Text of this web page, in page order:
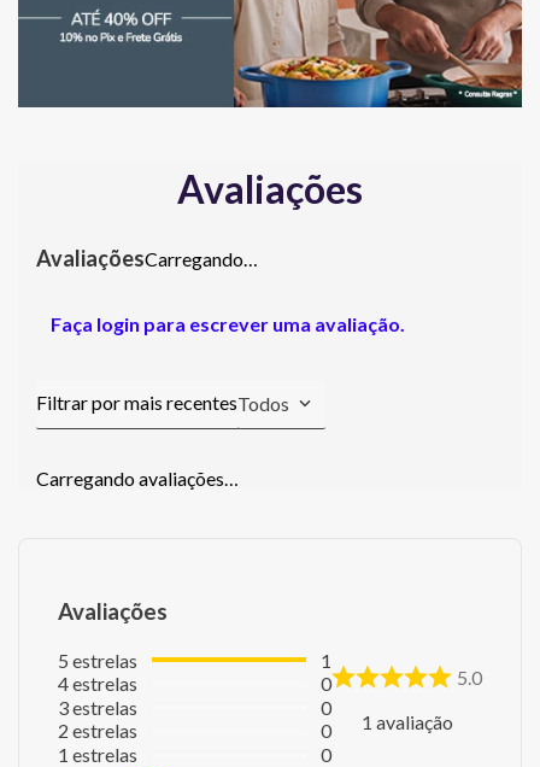
Avaliações
Carregando…
Faça login para escrever uma avaliação.
Todos
Carregando avaliações…
Avaliações
5 estrelas
4estrelas
3estrelas
2 estrelas
1 estrelas
1
0
0
0
0
5.0
1 avaliação